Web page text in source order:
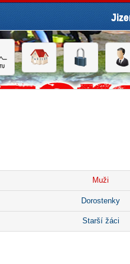
Muži
Dorostenky
Starší žáci